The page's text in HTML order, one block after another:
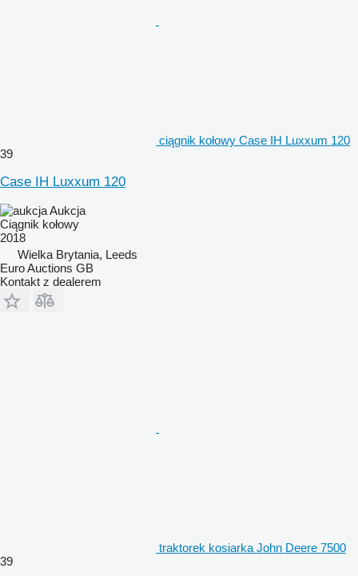
ciągnik kołowy Case IH Luxxum 120
39
Case IH Luxxum 120
Aukcja
Ciągnik kołowy
2018
Wielka Brytania, Leeds
Euro Auctions GB
Kontakt z dealerem
traktorek kosiarka John Deere 7500
39